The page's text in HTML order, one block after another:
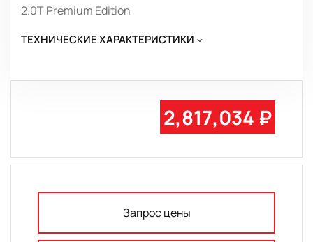
2.0T Premium Edition
ТЕХНИЧЕСКИЕ ХАРАКТЕРИСТИКИ
2,817,034 ₽
Запрос цены